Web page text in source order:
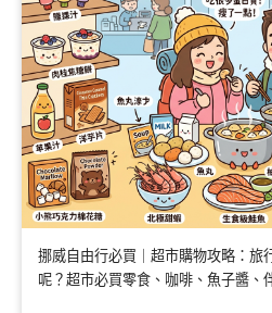
挪威自由行必買｜超市購物攻略：旅
呢？超市必買零食、咖啡、魚子醬、